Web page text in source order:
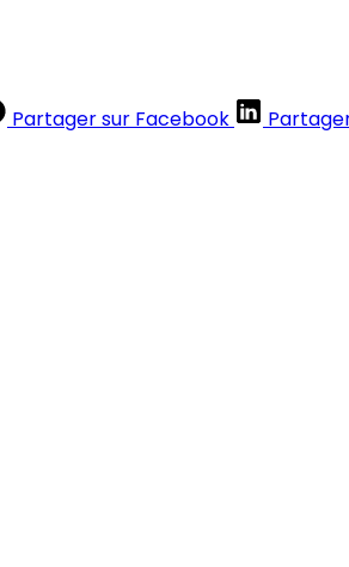
Partager sur Facebook